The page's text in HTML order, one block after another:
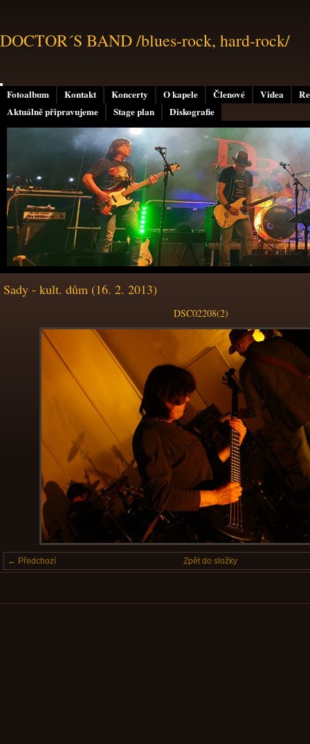
Fotoalbum Kontakt Koncerty O kapele Členové Videa
Aktuálně připravujeme
Stage plan Diskografie
DOCTOR´S BAND /blues-rock, hard-rock/
Sady - kult. dům (16. 2. 2013)
DSC02208(2)
← Předchozí Zpět do složky